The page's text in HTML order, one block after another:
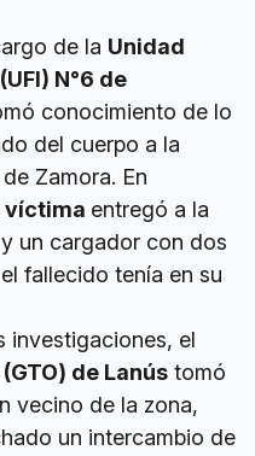
de la Unidad
N°6 de
conocimiento de lo
del cuerpo a la
Zamora. En
víctima entregó a la
un cargador con dos
fallecido tenía en su
investigaciones, el
de Lanús tomó
vecino de la zona,
un intercambio de